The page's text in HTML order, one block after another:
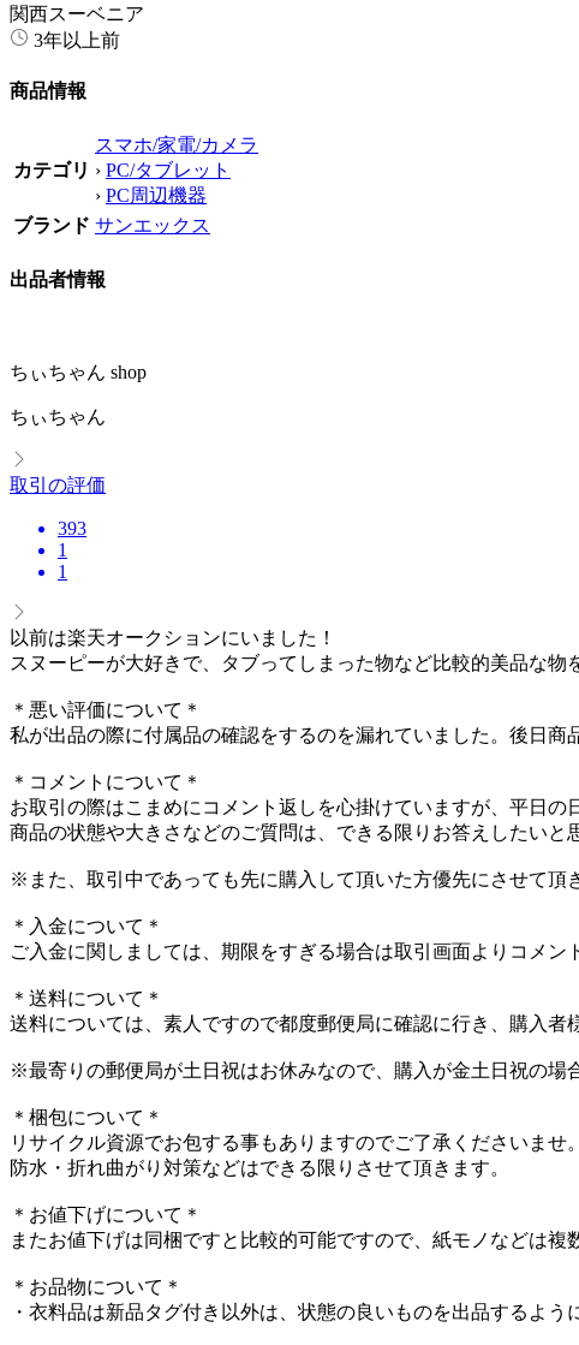
関西スーベニア
3年以上前
商品情報
カテゴリ
スマホ/家電/カメラ
› PC/タブレット
› PC周辺機器
ブランド サンエックス
出品者情報
ちぃちゃん shop
ちぃちゃん
取引の評価
393
1
1
以前は楽天オークションにいました！
スヌーピーが大好きで、タブってしまった物など比較的美品な物
＊悪い評価について＊
私が出品の際に付属品の確認をするのを漏れていました。後日商
＊コメントについて＊
お取引の際はこまめにコメント返しを心掛けていますが、平日
商品の状態や大きさなどのご質問は、できる限りお答えしたい
※また、取引中であっても先に購入して頂いた方優先にさせて頂
＊入金について＊
ご入金に関しましては、期限をすぎる場合は取引画面よりコメ
＊送料について＊
送料については、素人ですので都度郵便局に確認に行き、購入者
※最寄りの郵便局が土日祝はお休みなので、購入が金土日祝の場
＊梱包について＊
リサイクル資源でお包する事もありますのでご了承くださいませ
防水・折れ曲がり対策などはできる限りさせて頂きます。
＊お値下げについて＊
またお値下げは同梱ですと比較的可能ですので、紙モノなどは複
＊お品物について＊
・衣料品は新品タグ付き以外は、状態の良いものを出品するよ